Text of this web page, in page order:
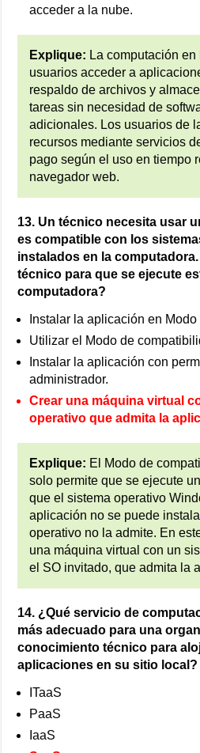
acceder a la nube.
Explique: La computación
usuarios acceder a
respaldo de archivos y
tareas sin necesidad de
adicionales. Los usuarios de
recursos mediante servicios
pago según el uso en tiempo
navegador web.
13. Un técnico necesita usar
es compatible con los
instalados en la
técnico para que se ejecute
computadora?
Instalar la aplicación en Modo
Utilizar el Modo de
Instalar la aplicación con
administrador.
Crear una máquina virtual
operativo que admita la
Explique: El Modo de
solo permite que se ejecute
que el sistema operativo
aplicación no se puede
operativo no la admite. En
una máquina virtual con un
el SO invitado, que admita la
14. ¿Qué servicio de
más adecuado para una
conocimiento técnico para
aplicaciones en su sitio local?
ITaaS
PaaS
IaaS